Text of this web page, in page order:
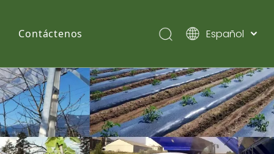
Contáctenos
Español
Pусский